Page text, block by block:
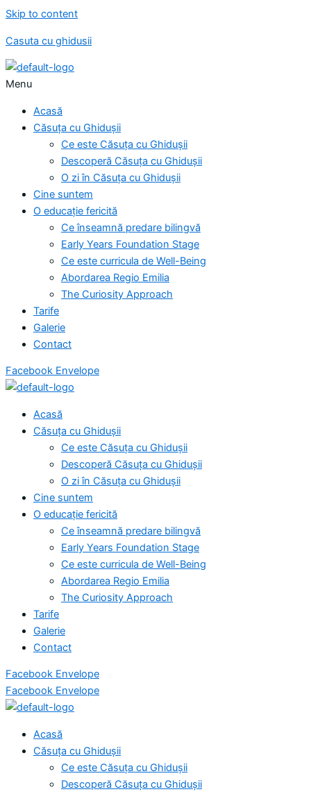
Skip to content
Casuta cu ghidusii
Menu
Acasă
Căsuța cu Ghidușii
Ce este Căsuța cu Ghidușii
Descoperă Căsuța cu Ghidușii
O zi în Căsuța cu Ghidușii
Cine suntem
O educație fericită
Ce înseamnă predare bilingvă
Early Years Foundation Stage
Ce este curricula de Well-Being
Abordarea Regio Emilia
The Curiosity Approach
Tarife
Galerie
Contact
Facebook Envelope
Acasă
Căsuța cu Ghidușii
Ce este Căsuța cu Ghidușii
Descoperă Căsuța cu Ghidușii
O zi în Căsuța cu Ghidușii
Cine suntem
O educație fericită
Ce înseamnă predare bilingvă
Early Years Foundation Stage
Ce este curricula de Well-Being
Abordarea Regio Emilia
The Curiosity Approach
Tarife
Galerie
Contact
Facebook Envelope
Facebook Envelope
Acasă
Căsuța cu Ghidușii
Ce este Căsuța cu Ghidușii
Descoperă Căsuța cu Ghidușii